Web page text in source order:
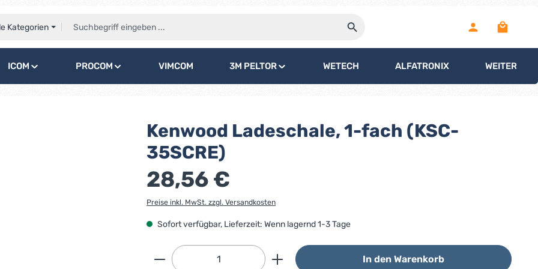
Kategorien
ICOM PROCOM VIMCOM 3M PELTOR WETECH ALFATRONIX WEITERE
Kenwood Ladeschale, 1-fach (KSC-
35SCRE)
28,56 €
Preise inkl. MwSt. zzgl. Versandkosten
Sofort verfügbar, Lieferzeit: Wenn lagernd 1-3 Tage
Produkt Anzahl: Gib den gewünschten Wert ein oder
In den Warenkorb